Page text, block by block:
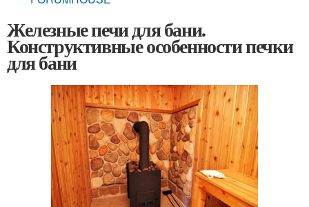
Железные печи для бани.
Конструктивные особенности печки
для бани